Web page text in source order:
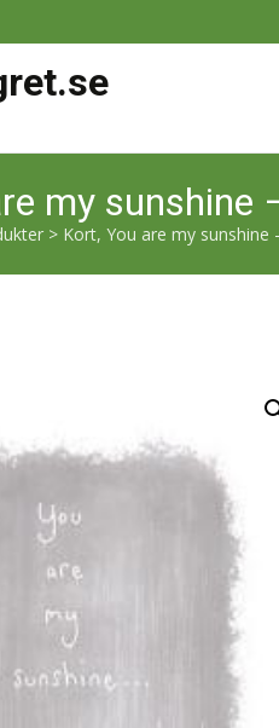
my sunshine
> Kort, You are my sunshine